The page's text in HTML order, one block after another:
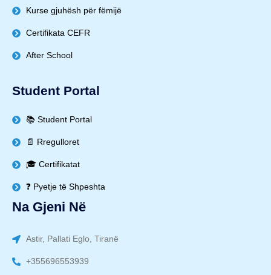
Kurse gjuhësh për fëmijë
Certifikata CEFR
After School
Student Portal
📚 Student Portal
📄 Rregulloret
🎓 Certifikatat
❓ Pyetje të Shpeshta
Na Gjeni Në
Astir, Pallati Eglo, Tiranë
+355696553939